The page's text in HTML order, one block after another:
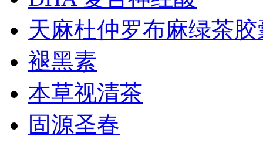
天麻杜仲罗布麻绿茶胶
褪黑素
本草视清茶
固源圣春